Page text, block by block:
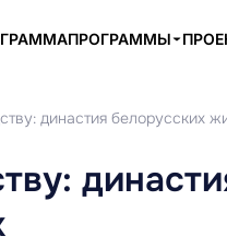
ПРОГРАММЫ
династия белорусских